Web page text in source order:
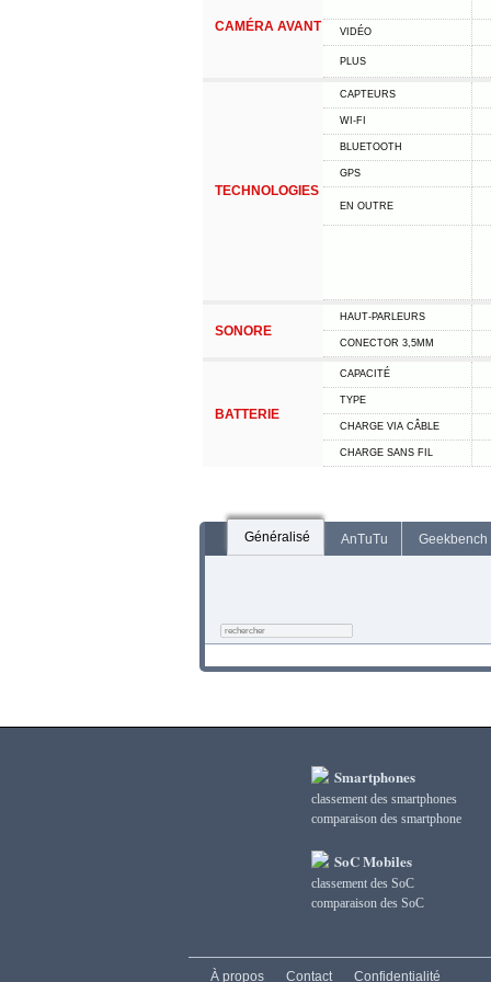
CAMÉRA AVANT VIDÉO
PLUS
TECHNOLOGIES
CAPTEURS
WI-FI
BLUETOOTH
GPS
EN OUTRE
SONORE
HAUT-PARLEURS
CONECTOR 3,5MM
BATTERIE
CAPACITÉ
TYPE
CHARGE VIA CÂBLE
CHARGE SANS FIL
Généralisé AnTuTu Geekbench
Smartphones
classement des smartphones
сomparaison des smartphone
SoC Mobiles
classement des SoC
сomparaison des SoC
À propos Contact Confidentialité